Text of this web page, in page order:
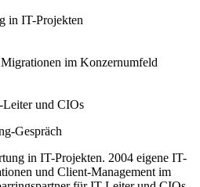
in IT-Projekten
im Konzernumfeld
Leiter und CIOs
in IT-Projekten. 2004 eigene IT-
und Client-Management im